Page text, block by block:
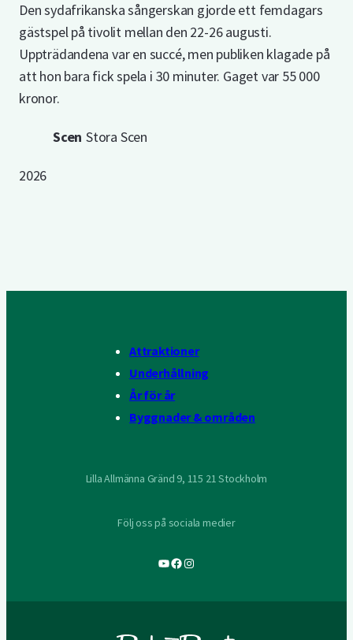
Den sydafrikanska sångerskan gjorde ett femdagars
gästspel på tivolit mellan den 22-26 augusti.
Uppträdandena var en succé, men publiken klagade på
att hon bara fick spela i 30 minuter. Gaget var 55 000
kronor.
Scen Stora Scen
2026
Attraktioner
Underhållning
År för år
Byggnader & områden
Lilla Allmänna Gränd 9, 115 21 Stockholm
Följ oss på sociala medier
YouTube
Facebook
Instagram